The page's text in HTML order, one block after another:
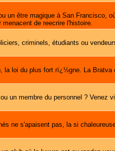
un être magique à San Francisco,
de reecrire l'histoire.
criminels, étudiants ou
la loi du plus fort rï¿½gne. La
un membre du personnel ? Venez
ne s'apaisent pas, la si